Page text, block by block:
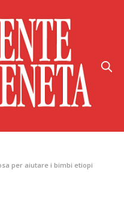
per aiutare i bimbi etiopi